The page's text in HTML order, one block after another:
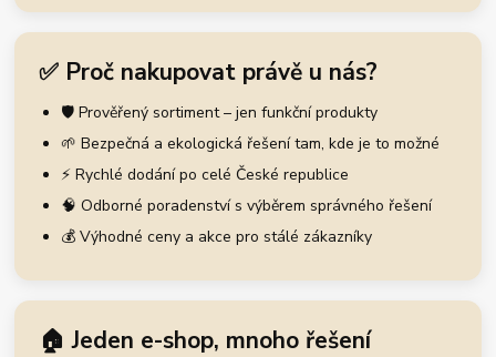
✅ Proč nakupovat právě u nás?
🛡️ Prověřený sortiment – jen funkční produkty
🌱 Bezpečná a ekologická řešení tam, kde je to možné
⚡ Rychlé dodání po celé České republice
🧠 Odborné poradenství s výběrem správného řešení
💰 Výhodné ceny a akce pro stálé zákazníky
🏠 Jeden e-shop, mnoho řešení